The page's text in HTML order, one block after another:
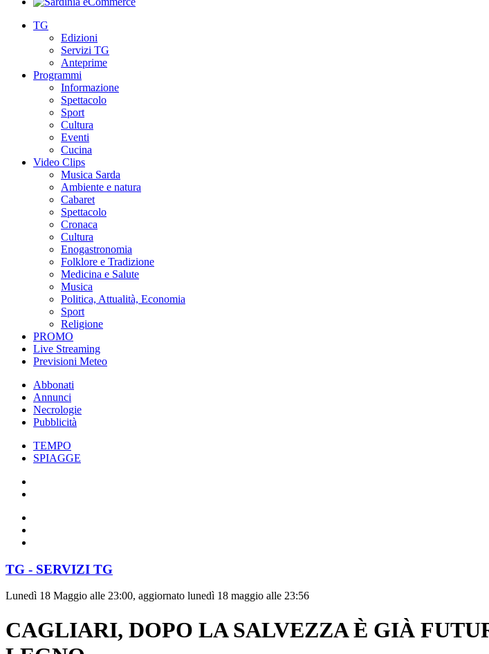
TG
Edizioni
Servizi TG
Anteprime
Programmi
Informazione
Spettacolo
Sport
Cultura
Eventi
Cucina
Video Clips
Musica Sarda
Ambiente e natura
Cabaret
Spettacolo
Cronaca
Cultura
Enogastronomia
Folklore e Tradizione
Medicina e Salute
Musica
Politica, Attualità, Economia
Sport
Religione
PROMO
Live Streaming
Previsioni Meteo
Abbonati
Annunci
Necrologie
Pubblicità
TEMPO
SPIAGGE
TG - SERVIZI TG
Lunedì 18 Maggio alle 23:00, aggiornato lunedì 18 maggio alle 23:56
CAGLIARI, DOPO LA SALVEZZA È GIÀ